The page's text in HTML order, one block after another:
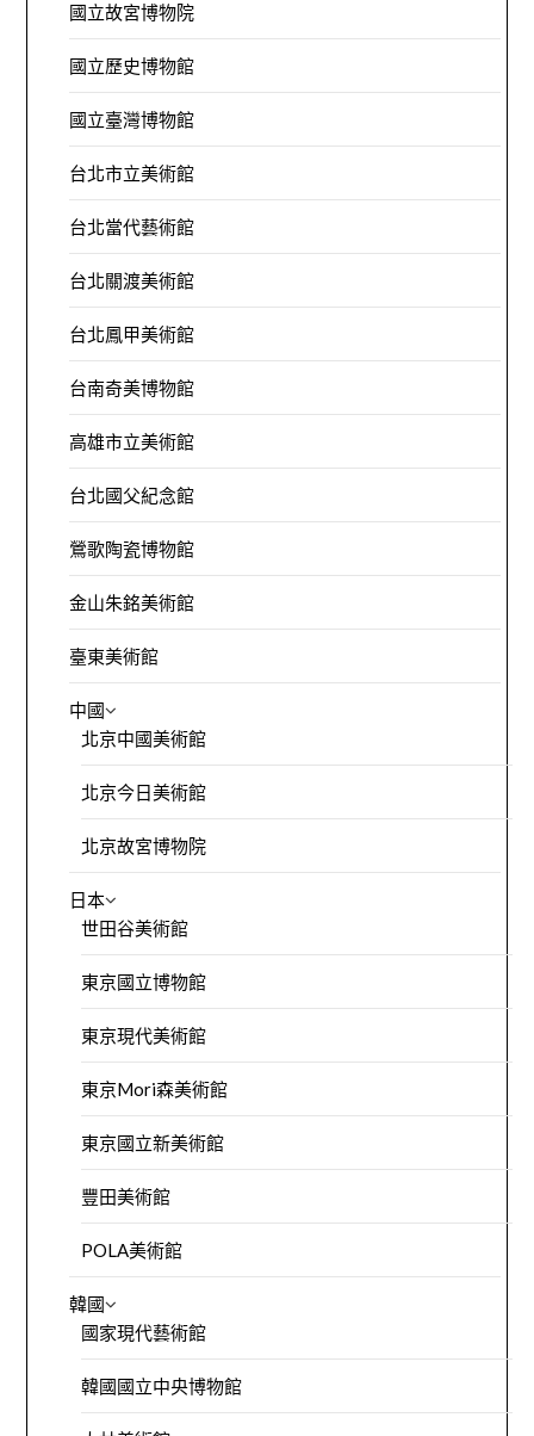
國立故宮博物院
國立歷史博物館
國立臺灣博物館
台北市立美術館
台北當代藝術館
台北關渡美術館
台北鳳甲美術館
台南奇美博物館
高雄市立美術館
台北國父紀念館
鶯歌陶瓷博物館
金山朱銘美術館
臺東美術館
中國
北京中國美術館
北京今日美術館
北京故宮博物院
日本
世田谷美術館
東京國立博物館
東京現代美術館
東京Mori森美術館
東京國立新美術館
豐田美術館
POLA美術館
韓國
國家現代藝術館
韓國國立中央博物館